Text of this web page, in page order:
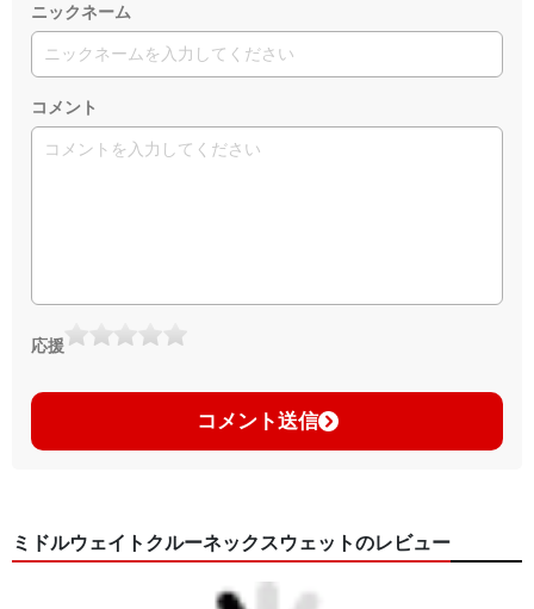
ニックネーム
コメント
応援
コメント送信
ミドルウェイトクルーネックスウェットのレビュー